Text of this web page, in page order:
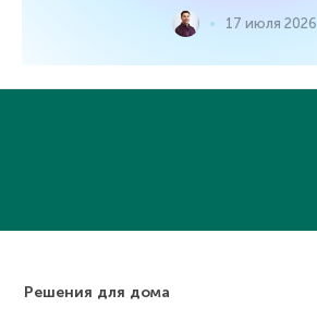
17 июля 2026
Решения для дома